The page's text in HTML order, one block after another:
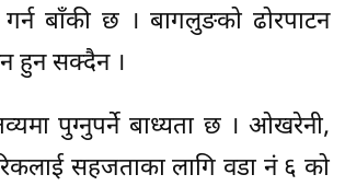
बाँकी छ । बागलुङको ढोरपाटन
हुन सक्दैन ।
पुग्नुपर्ने बाध्यता छ । ओखरेनी,
सहजताका लागि वडा नं ६ को